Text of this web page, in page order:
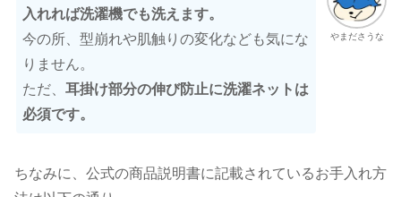
やまださうな
入れれば洗濯機でも洗えます。
今の所、型崩れや肌触りの変化なども気にな
りません。
ただ、 耳掛け部分の伸び防止に洗濯ネットは
必須です。
ちなみに、公式の商品説明書に記載されているお手入れ方